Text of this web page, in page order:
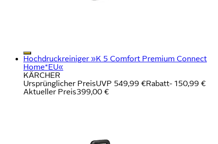
Hochdruckreiniger »K 5 Comfort Premium Connect
Home*EU«
KÄRCHER
Ursprünglicher PreisUVP 549,99 €Rabatt- 150,99 €
Aktueller Preis399,00 €